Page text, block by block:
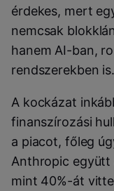
érdekes, mert
nemcsak
hanem AI-ban,
rendszerekben is.
A kockázat
finanszírozási
a piacot, főleg
Anthropic együtt
mint 40%-át